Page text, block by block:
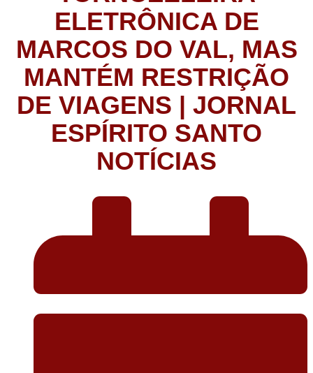
ELETRÔNICA DE
MARCOS DO VAL, MAS
MANTÉM RESTRIÇÃO
DE VIAGENS | JORNAL
ESPÍRITO SANTO
NOTÍCIAS